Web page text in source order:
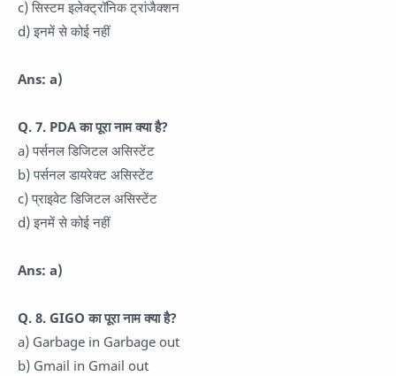
c) सिस्टम इलेक्ट्रॉनिक ट्रांजैक्शन
d) इनमें से कोई नहीं
Ans: a)
Q. 7. PDA का पूरा नाम क्या है?
a) पर्सनल डिजिटल असिस्टेंट
b) पर्सनल डायरेक्ट असिस्टेंट
c) प्राइवेट डिजिटल असिस्टेंट
d) इनमें से कोई नहीं
Ans: a)
Q. 8. GIGO का पूरा नाम क्या है?
a) Garbage in Garbage out
b) Gmail in Gmail out